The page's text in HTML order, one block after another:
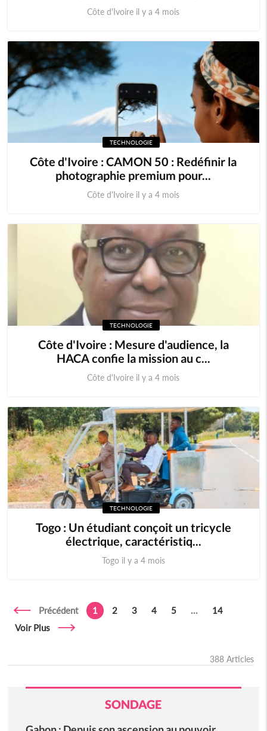
Côte d'Ivoire il y a 4 mois
TECHNOLOGIE
Côte d'Ivoire : CAMON 50 : Redéfinir la
photographie premium pour...
Côte d'Ivoire il y a 4 mois
TECHNOLOGIE
Côte d'Ivoire : Mesure d'audience, la
HACA confie la mission au c...
Côte d'Ivoire il y a 4 mois
TECHNOLOGIE
Togo : Un étudiant conçoit un tricycle
électrique, caractéristiq...
Togo il y a 4 mois
Précédent 1 2 3 4 5 ...
14
Voir Plus
388 Articles
SONDAGE